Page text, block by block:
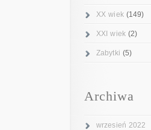
XX wiek(149)
XXI wiek(2)
Zabytki (5)
Archiwa
wrzesień 2022